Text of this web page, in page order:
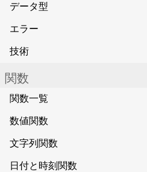
データ型
エラー
技術
関数
関数一覧
数値関数
文字列関数
日付と時刻関数